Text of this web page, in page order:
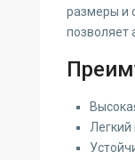
размеры и
позволяет
Легкий